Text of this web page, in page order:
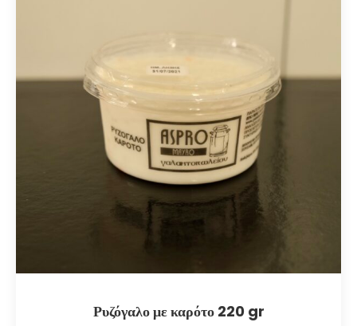
Ρυζόγαλο με καρότο 220 gr